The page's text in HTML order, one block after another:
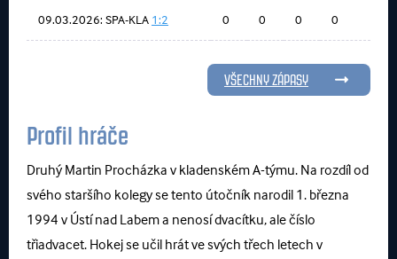
09.03.2026: SPA-KLA 1:2 0 0 0 0
VŠECHNY ZÁPASY
Profil hráče
Druhý Martin Procházka v kladenském A-týmu. Na rozdíl od
svého staršího kolegy se tento útočník narodil 1. března
1994 v Ústí nad Labem a nenosí dvacítku, ale číslo
třiadvacet. Hokej se učil hrát ve svých třech letech v